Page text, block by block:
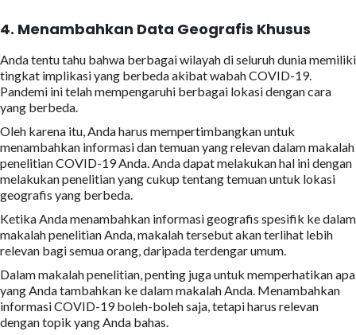
4. Menambahkan Data Geografis Khusus
Anda tentu tahu bahwa berbagai wilayah di seluruh dunia memiliki
tingkat implikasi yang berbeda akibat wabah COVID-19.
Pandemi ini telah mempengaruhi berbagai lokasi dengan cara
yang berbeda.
Oleh karena itu, Anda harus mempertimbangkan untuk
menambahkan informasi dan temuan yang relevan dalam makalah
penelitian COVID-19 Anda. Anda dapat melakukan hal ini dengan
melakukan penelitian yang cukup tentang temuan untuk lokasi
geografis yang berbeda.
Ketika Anda menambahkan informasi geografis spesifik ke dalam
makalah penelitian Anda, makalah tersebut akan terlihat lebih
relevan bagi semua orang, daripada terdengar umum.
Dalam makalah penelitian, penting juga untuk memperhatikan apa
yang Anda tambahkan ke dalam makalah Anda. Menambahkan
informasi COVID-19 boleh-boleh saja, tetapi harus relevan
dengan topik yang Anda bahas.